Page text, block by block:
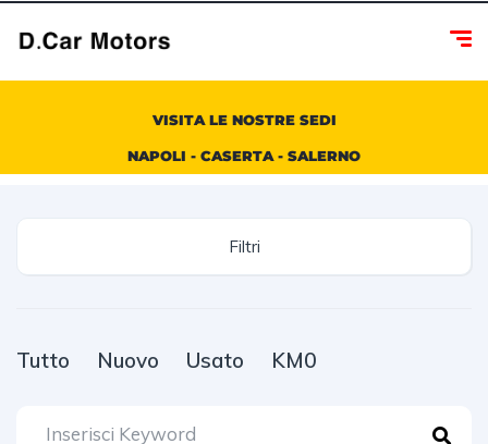
VISITA LE NOSTRE SEDI
NAPOLI - CASERTA - SALERNO
Filtri
Tutto Nuovo Usato KM0